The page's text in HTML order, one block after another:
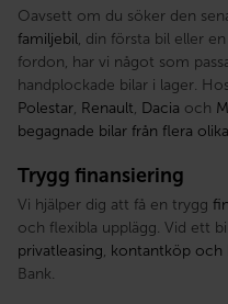
Oavsett om du söker den
familjebil, din första bil eller
fordon, har vi något som
handplockade bilar i lager.
Polestar, Renault, Dacia och
begagnade bilar från flera
Trygg finansiering
Vi hjälper dig att få en trygg
och flexibla upplägg. Vid ett
privatleasing, kontantköp och
Bank.